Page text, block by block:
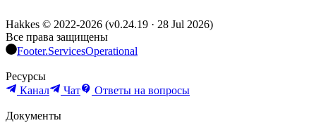
Hakkes © 2022-2026 (v0.24.19 · 28 Jul 2026)
Все права защищены
Footer.ServicesOperational
Ресурсы
Канал
Чат Ответы на вопросы
Документы